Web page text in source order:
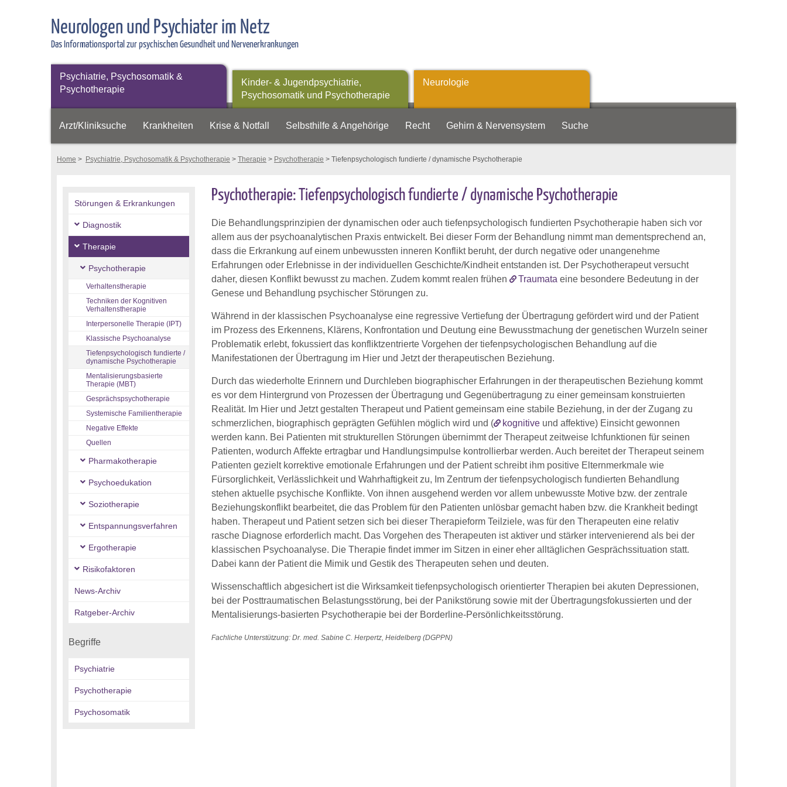
Neurologen und Psychiater im Netz
Das Informationsportal zur psychischen Gesundheit und Nervenerkrankungen
Psychiatrie, Psychosomatik &
Psychotherapie
Kinder- & Jugendpsychiatrie,
Psychosomatik und Psychotherapie
Neurologie
Arzt/Kliniksuche Krankheiten Krise & Notfall Selbsthilfe & Angehörige Recht Gehirn & Nervensystem Suche
Home > Psychiatrie, Psychosomatik & Psychotherapie > Therapie > Psychotherapie > Tiefenpsychologisch fundierte / dynamische Psychotherapie
Störungen & Erkrankungen
Diagnostik
Therapie
Psychotherapie
Verhaltenstherapie
Techniken der Kognitiven
Verhaltenstherapie
Interpersonelle Therapie (IPT)
Klassische Psychoanalyse
Tiefenpsychologisch fundierte /
dynamische Psychotherapie
Mentalisierungsbasierte
Therapie (MBT)
Gesprächspsychotherapie
Systemische Familientherapie
Negative Effekte
Quellen
Pharmakotherapie
Psychoedukation
Soziotherapie
Entspannungsverfahren
Ergotherapie
Risikofaktoren
News-Archiv
Ratgeber-Archiv
Begriffe
Psychiatrie
Psychotherapie
Psychosomatik
Psychotherapie: Tiefenpsychologisch fundierte / dynamische Psychotherapie
Die Behandlungsprinzipien der dynamischen oder auch tiefenpsychologisch fundierten Psychotherapie haben sich vor
allem aus der psychoanalytischen Praxis entwickelt. Bei dieser Form der Behandlung nimmt man dementsprechend an,
dass die Erkrankung auf einem unbewussten inneren Konflikt beruht, der durch negative oder unangenehme
Erfahrungen oder Erlebnisse in der individuellen Geschichte/Kindheit entstanden ist. Der Psychotherapeut versucht
daher, diesen Konflikt bewusst zu machen. Zudem kommt realen frühen
Traumata eine besondere Bedeutung in der
Genese und Behandlung psychischer Störungen zu.
Während in der klassischen Psychoanalyse eine regressive Vertiefung der Übertragung gefördert wird und der Patient
im Prozess des Erkennens, Klärens, Konfrontation und Deutung eine Bewusstmachung der genetischen Wurzeln seiner
Problematik erlebt, fokussiert das konfliktzentrierte Vorgehen der tiefenpsychologischen Behandlung auf die
Manifestationen der Übertragung im Hier und Jetzt der therapeutischen Beziehung.
Durch das wiederholte Erinnern und Durchleben biographischer Erfahrungen in der therapeutischen Beziehung kommt
es vor dem Hintergrund von Prozessen der Übertragung und Gegenübertragung zu einer gemeinsam konstruierten
Realität. Im Hier und Jetzt gestalten Therapeut und Patient gemeinsam eine stabile Beziehung, in der der Zugang zu
schmerzlichen, biographisch geprägten Gefühlen möglich wird und (
kognitive und affektive) Einsicht gewonnen
werden kann. Bei Patienten mit strukturellen Störungen übernimmt der Therapeut zeitweise Ichfunktionen für seinen
Patienten, wodurch Affekte ertragbar und Handlungsimpulse kontrollierbar werden. Auch bereitet der Therapeut seinem
Patienten gezielt korrektive emotionale Erfahrungen und der Patient schreibt ihm positive Elternmerkmale wie
Fürsorglichkeit, Verlässlichkeit und Wahrhaftigkeit zu, Im Zentrum der tiefenpsychologisch fundierten Behandlung
stehen aktuelle psychische Konflikte. Von ihnen ausgehend werden vor allem unbewusste Motive bzw. der zentrale
Beziehungskonflikt bearbeitet, die das Problem für den Patienten unlösbar gemacht haben bzw. die Krankheit bedingt
haben. Therapeut und Patient setzen sich bei dieser Therapieform Teilziele, was für den Therapeuten eine relativ
rasche Diagnose erforderlich macht. Das Vorgehen des Therapeuten ist aktiver und stärker intervenierend als bei der
klassischen Psychoanalyse. Die Therapie findet immer im Sitzen in einer eher alltäglichen Gesprächssituation statt.
Dabei kann der Patient die Mimik und Gestik des Therapeuten sehen und deuten.
Wissenschaftlich abgesichert ist die Wirksamkeit tiefenpsychologisch orientierter Therapien bei akuten Depressionen,
bei der Posttraumatischen Belastungsstörung, bei der Panikstörung sowie mit der Übertragungsfokussierten und der
Mentalisierungs-basierten Psychotherapie bei der Borderline-Persönlichkeitsstörung.
Fachliche Unterstützung: Dr. med. Sabine C. Herpertz, Heidelberg (DGPPN)